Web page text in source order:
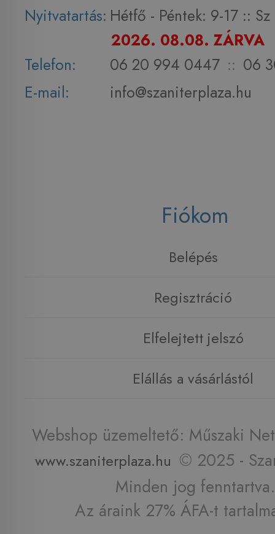
Nyitvatartás: Hétfő - Péntek: 9-17 :: Sz
2026. 08.08. ZÁRVA
Telefon:
06 20 994 0447 :: 06
E-mail:
info@szaniterplaza.hu
Fiókom
Belépés
Regisztráció
Elfelejtett jelszó
Elállás a vásárlástól
Webshop üzemeltető: Műszaki
www.szaniterplaza.hu © 2025 -
Minden jog fenntartva.
Az áraink 27% ÁFA-t